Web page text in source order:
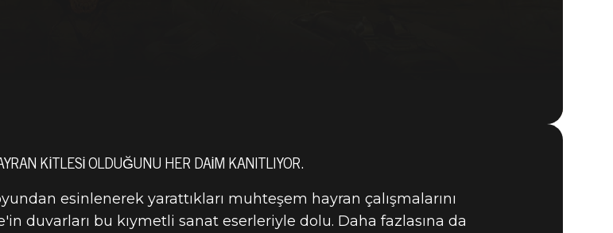
KITLESI OLDUĞUNU HER DAIM KANITLIYOR.
esinlenerek yarattıkları muhteşem hayran çalışmalarını
duvarları bu kıymetli sanat eserleriyle dolu. Daha fazlasına da